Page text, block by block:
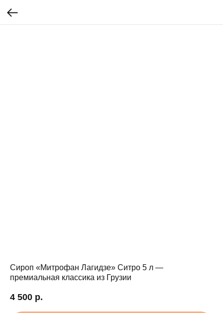
Сироп «Митрофан Лагидзе» Ситро 5 л —
премиальная классика из Грузии
4 500 р.